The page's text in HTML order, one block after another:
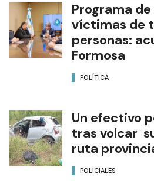
Programa
víctimas de
personas:
Formosa
POLÍTICA
Un efectivo
tras volcar
ruta
POLICIALES